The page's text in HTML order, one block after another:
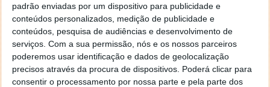
padrão enviadas por um dispositivo para publicidade e
conteúdos personalizados, medição de publicidade e
conteúdos, pesquisa de audiências e desenvolvimento de
serviços. Com a sua permissão, nós e os nossos parceiros
poderemos usar identificação e dados de geolocalização
precisos através da procura de dispositivos. Poderá clicar para
consentir o processamento por nossa parte e pela parte dos